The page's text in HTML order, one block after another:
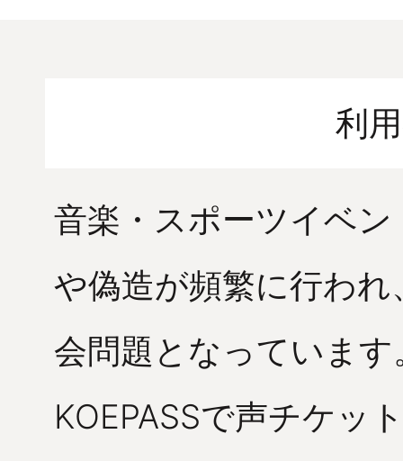
利
音楽・スポーツイベ
や偽造が頻繁に行わ
会問題となっています
KOEPASSで声チケッ